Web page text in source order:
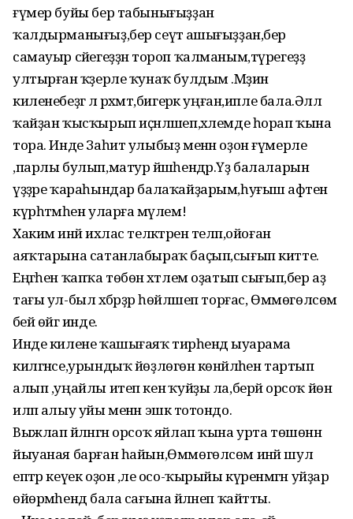
ғүмер буйы бер табынығыҙҙан
ҡалдырманығыҙ,бер сеүәтә ашығыҙҙан,бер
самауыр сәйегеҙҙән тороп ҡалманым,түрегеҙҙә
ултырған ҡәҙерле ҡунаҡ булдым .Мәҙинә
киленебеҙгә лә рәхмәт,бигерәк уңған,ипле бала.Әллә
ҡайҙан ҡысҡырып иҫәнләшеп,хәлемде һорап ҡына
тора. Инде Заһит улыбыҙ менән оҙон ғүмерле
,парлы булып,матур йәшәһендәр.Үҙ балаларын
үҙҙәре ҡараһындар балаҡайҙарым,һуғыш афәтен
күрһәтмәһен уларға мәүлем!
Хакимә инәй ихлас теләктәрен теләп,ойоған
аяҡтарына сатанлабыраҡ баҫып,сығып китте.
Еңгәһен ҡапҡа төбөнә хәтлем оҙатып сығып,бер аҙ
тағы ул-был хәбәрҙәр һөйләшеп торғас, Өммөгөлсөм
әбей өйгә инде.
Инде килене ҡашығаяҡ тирәһендә ыуарама
килгәнсе,урындыҡ йөҙлөгөнә көнйәләһен тартып
алып ,уңайлы итеп кенә ҡуйҙы ла,берәй орсоҡ йөн
иләп алыу уйы менән эшкә тотондо.
Выжлап әйләнгән орсоҡ яйлап ҡына урта төшөнән
йыуаная барған һайын,Өммөгөлсөм инәй шул
ептәр кеүек оҙон ,әле осо-ҡырыйы күренмәгән уйҙар
өйөрмәһендә бала сағына әйләнеп ҡайтты.